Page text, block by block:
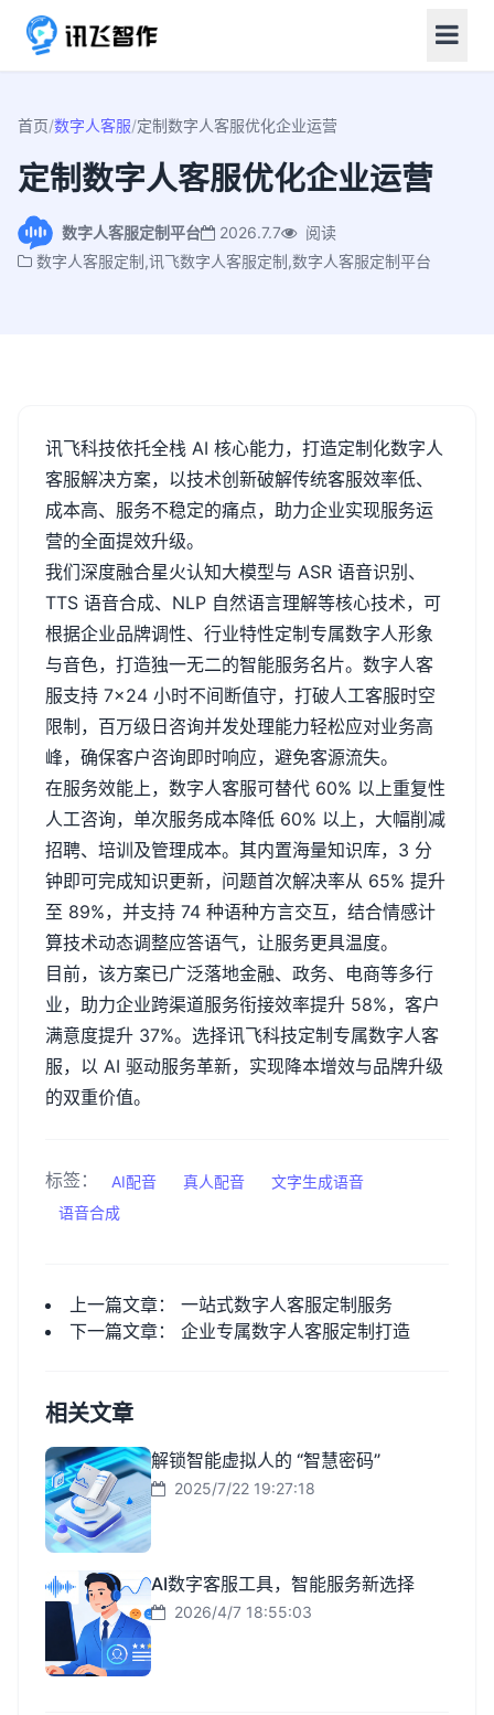
首页/数字人客服/定制数字人客服优化企业运营
定制数字人客服优化企业运营
数字人客服定制平台 2026.7.7
阅读
数字人客服定制,讯飞数字人客服定制,数字人客服定制平台
讯飞科技依托全栈 AI 核心能力，打造定制化数字人
客服解决方案，以技术创新破解传统客服效率低、
成本高、服务不稳定的痛点，助力企业实现服务运
营的全面提效升级。
我们深度融合星火认知大模型与 ASR 语音识别、
TTS 语音合成、 NLP 自然语言理解等核心技术，可
根据企业品牌调性、行业特性定制专属数字人形象
与音色，打造独一无二的智能服务名片。数字人客
服支持 7×24 小时不间断值守，打破人工客服时空
限制，百万级日咨询并发处理能力轻松应对业务高
峰，确保客户咨询即时响应，避免客源流失。
在服务效能上，数字人客服可替代 60% 以上重复性
人工咨询，单次服务成本降低 60% 以上，大幅削减
招聘、培训及管理成本。其内置海量知识库， 3 分
钟即可完成知识更新，问题首次解决率从 65% 提升
至 89%，并支持 74 种语种方言交互，结合情感计
算技术动态调整应答语气，让服务更具温度。
目前，该方案已广泛落地金融、政务、电商等多行
业，助力企业跨渠道服务衔接效率提升 58%，客户
满意度提升 37%。选择讯飞科技定制专属数字人客
服，以 AI 驱动服务革新，实现降本增效与品牌升级
的双重价值。
标签： AI配音 真人配音
文字生成语音
语音合成
上一篇文章： 一站式数字人客服定制服务
下一篇文章： 企业专属数字人客服定制打造
相关文章
解锁智能虚拟人的 “智慧密码”
2025/7/22 19:27:18
AI数字客服工具，智能服务新选择
2026/4/7 18:55:03